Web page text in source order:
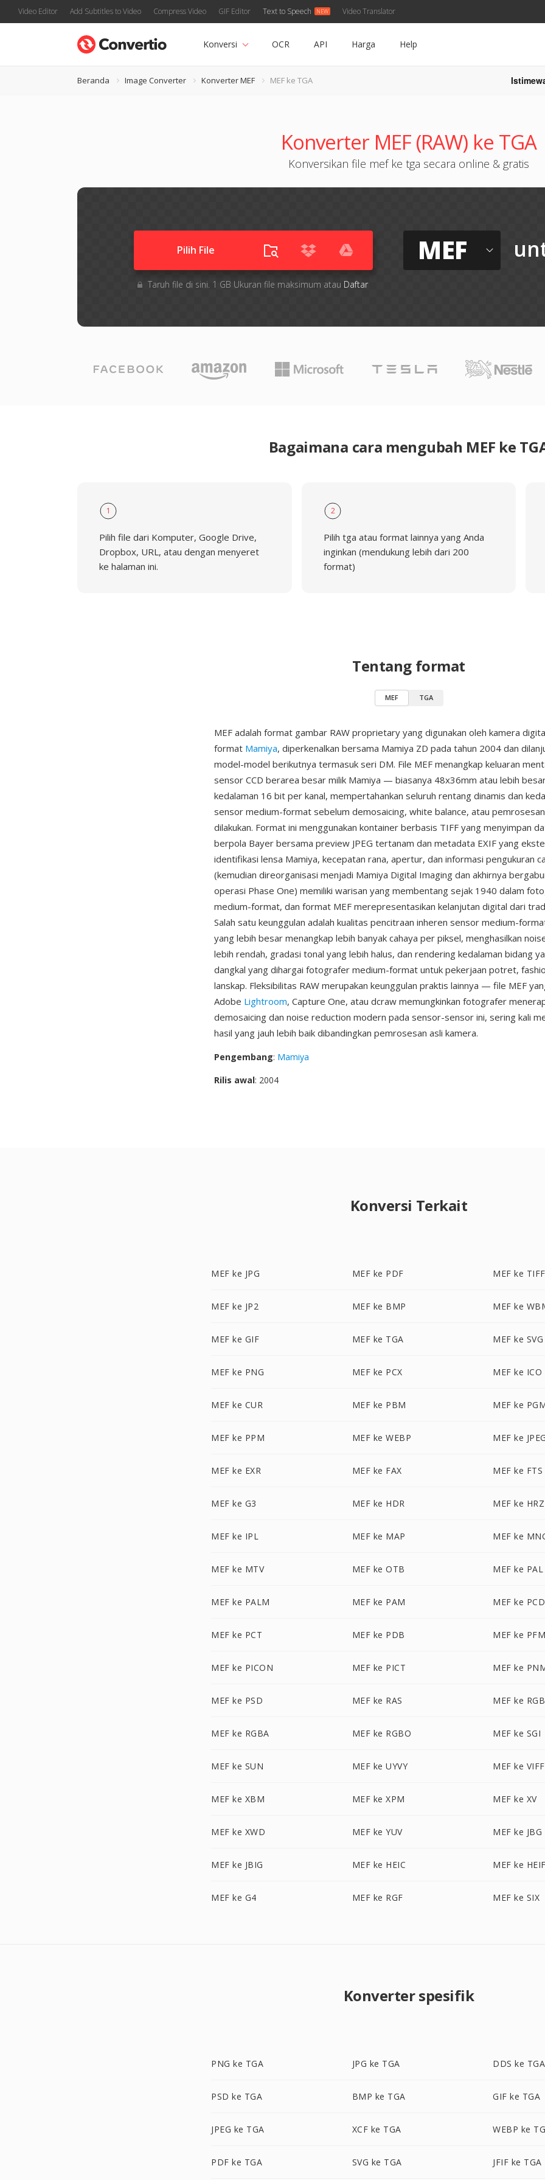
Video Editor Add Subtitles to Video Compress Video GIF Editor Text to Speech Video Translator
Konversi OCR API Harga Help
Beranda Image Converter Konverter MEF MEF ke TGA
Konverter MEF (RAW) ke TGA
Konversikan file mef ke tga secara online & gratis
Pilih File
Taruh file di sini. 1 GB Ukuran file maksimum atau Daftar
MEF
Bagaimana cara mengubah MEF ke
1
Pilih file dari Komputer, Google Drive,
Dropbox, URL, atau dengan menyeret
ke halaman ini.
2
Pilih tga atau format lainnya yang Anda
inginkan (mendukung lebih dari 200
format)
Tentang format
MEF TGA
MEF adalah format gambar RAW proprietary yang digunakan oleh kamera
format Mamiya, diperkenalkan bersama Mamiya ZD pada tahun 2004 dan
model-model berikutnya termasuk seri DM. File MEF menangkap keluaran
sensor CCD berarea besar milik Mamiya — biasanya 48x36mm atau lebih
kedalaman 16 bit per kanal, mempertahankan seluruh rentang dinamis dan
sensor medium-format sebelum demosaicing, white balance, atau
dilakukan. Format ini menggunakan kontainer berbasis TIFF yang menyimpan
berpola Bayer bersama preview JPEG tertanam dan metadata EXIF yang
identifikasi lensa Mamiya, kecepatan rana, apertur, dan informasi pengukuran
(kemudian direorganisasi menjadi Mamiya Digital Imaging dan akhirnya
operasi Phase One) memiliki warisan yang membentang sejak 1940 dalam
medium-format, dan format MEF merepresentasikan kelanjutan digital dari
Salah satu keunggulan adalah kualitas pencitraan inheren sensor medium-
yang lebih besar menangkap lebih banyak cahaya per piksel, menghasilkan
lebih rendah, gradasi tonal yang lebih halus, dan rendering kedalaman bidang
dangkal yang dihargai fotografer medium-format untuk pekerjaan potret,
lanskap. Fleksibilitas RAW merupakan keunggulan praktis lainnya — file MEF
Adobe Lightroom, Capture One, atau dcraw memungkinkan fotografer
demosaicing dan noise reduction modern pada sensor-sensor ini, sering kali
hasil yang jauh lebih baik dibandingkan pemrosesan asli kamera.
Pengembang: Mamiya
Rilis awal: 2004
Konversi Terkait
MEF ke JPG MEF ke PDF MEF ke TIFF
MEF ke JP2 MEF ke BMP MEF ke
MEF ke GIF MEF ke TGA MEF ke SVG
MEF ke PNG MEF ke PCX MEF ke ICO
MEF ke CUR MEF ke PBM MEF ke
MEF ke PPM MEF ke WEBP MEF ke
MEF ke EXR MEF ke FAX MEF ke FTS
MEF ke G3 MEF ke HDR MEF ke HRZ
MEF ke IPL MEF ke MAP MEF ke
MEF ke MTV MEF ke OTB MEF ke PAL
MEF ke PALM MEF ke PAM MEF ke PCD
MEF ke PCT MEF ke PDB MEF ke
MEF ke PICON MEF ke PICT MEF ke
MEF ke PSD MEF ke RAS MEF ke RGB
MEF ke RGBA MEF ke RGBO MEF ke SGI
MEF ke SUN MEF ke UYVY MEF ke VIFF
MEF ke XBM MEF ke XPM MEF ke XV
MEF ke XWD MEF ke YUV MEF ke JBG
MEF ke JBIG MEF ke HEIC MEF ke
MEF ke G4 MEF ke RGF MEF ke SIX
Konverter spesifik
PNG ke TGA JPG ke TGA DDS ke TGA
PSD ke TGA BMP ke TGA GIF ke TGA
JPEG ke TGA XCF ke TGA WEBP ke
PDF ke TGA SVG ke TGA JFIF ke TGA